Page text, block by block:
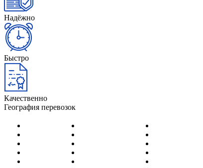
Надёжно
Быстро
Качественно
География перевозок